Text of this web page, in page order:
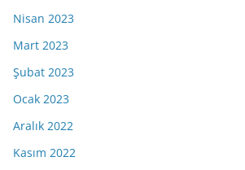
Nisan 2023
Mart 2023
Şubat 2023
Ocak 2023
Aralık 2022
Kasım 2022